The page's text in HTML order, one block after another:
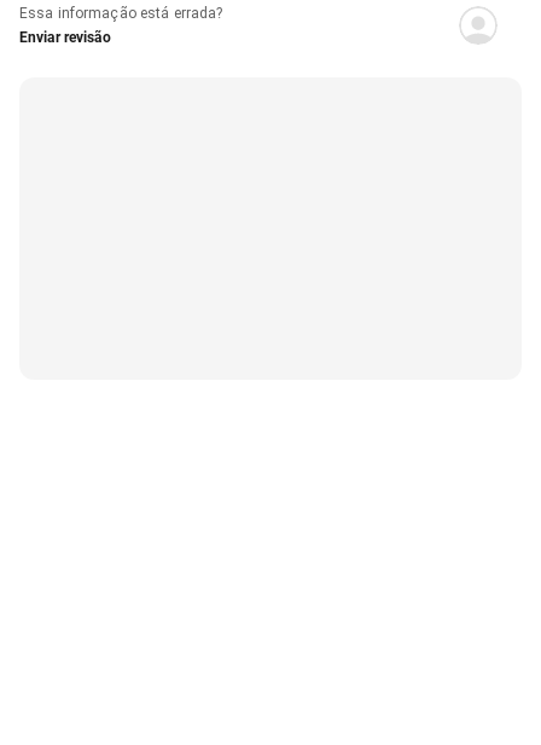
Essa informação está errada?
Enviar revisão